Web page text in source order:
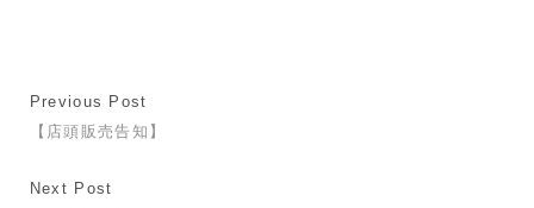
Previous Post
【店頭販売告知】
Next Post